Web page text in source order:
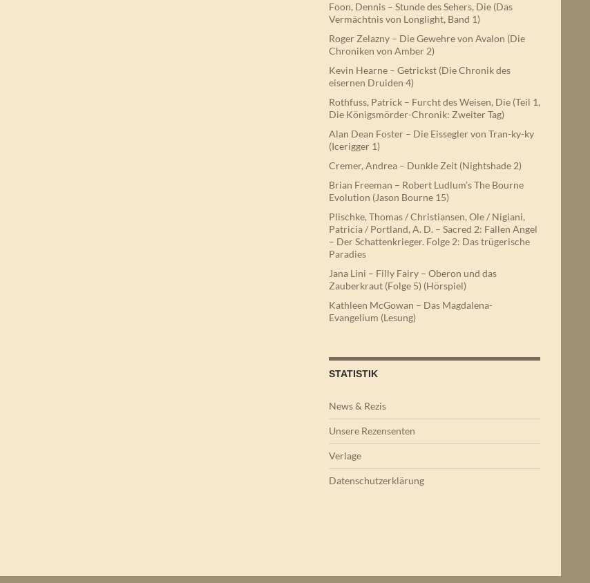
Foon, Dennis – Stunde des Sehers, Die (Das
Vermächtnis von Longlight, Band 1)
Roger Zelazny – Die Gewehre von Avalon (Die
Chroniken von Amber 2)
Kevin Hearne – Getrickst (Die Chronik des
eisernen Druiden 4)
Rothfuss, Patrick – Furcht des Weisen, Die (Teil 1,
Die Königsmörder-Chronik: Zweiter Tag)
Alan Dean Foster – Die Eissegler von Tran-ky-ky
(Icerigger 1)
Cremer, Andrea – Dunkle Zeit (Nightshade 2)
Brian Freeman – Robert Ludlum’s The Bourne
Evolution (Jason Bourne 15)
Plischke, Thomas / Christiansen, Ole / Nigiani,
Patricia / Portland, A. D. – Sacred 2: Fallen Angel
– Der Schattenkrieger. Folge 2: Das trügerische
Paradies
Jana Lini – Filly Fairy – Oberon und das
Zauberkraut (Folge 5) (Hörspiel)
Kathleen McGowan – Das Magdalena-
Evangelium (Lesung)
STATISTIK
News & Rezis
Unsere Rezensenten
Verlage
Datenschutzerklärung